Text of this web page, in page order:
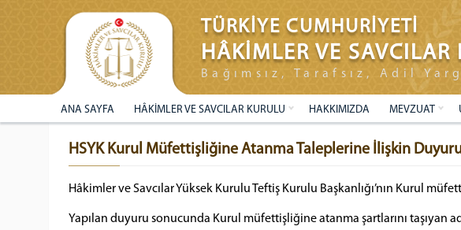
TÜRKİYE CUMHURİYETİ
HÂKİMLER VE SAVCILAR
Bağımsız, Tarafsız, Adil
ANA SAYFA HÂKİMLER VE SAVCILAR KURULU HAKKIMIZDA MEVZUAT
HSYK Kurul Müfettişliğine Atanma Taleplerine İlişkin
Hâkimler ve Savcılar Yüksek Kurulu Teftiş Kurulu Başkanlığı’nın Kurul
Yapılan duyuru sonucunda Kurul müfettişliğine atanma şartlarını taşıyan